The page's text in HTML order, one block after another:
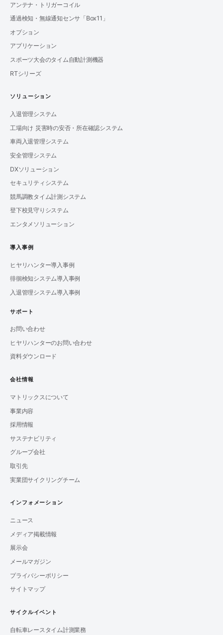
アンテナ・トリガーコイル
通過検知・無線通知センサ「Box11」
オプション
アプリケーション
スポーツ大会のタイム自動計測機器
RTシリーズ
ソリューション
入退管理システム
工場向け 災害時の安否・所在確認システム
車両入退管理システム
安全管理システム
DXソリューション
セキュリティシステム
競馬調教タイム計測システム
登下校見守りシステム
エンタメソリューション
導入事例
ヒヤリハンター導入事例
徘徊検知システム導入事例
入退管理システム導入事例
サポート
お問い合わせ
ヒヤリハンターのお問い合わせ
資料ダウンロード
会社情報
マトリックスについて
事業内容
採用情報
サステナビリティ
グループ会社
取引先
実業団サイクリングチーム
インフォメーション
ニュース
メディア掲載情報
展示会
メールマガジン
プライバシーポリシー
サイトマップ
サイクルイベント
自転車レースタイム計測業務